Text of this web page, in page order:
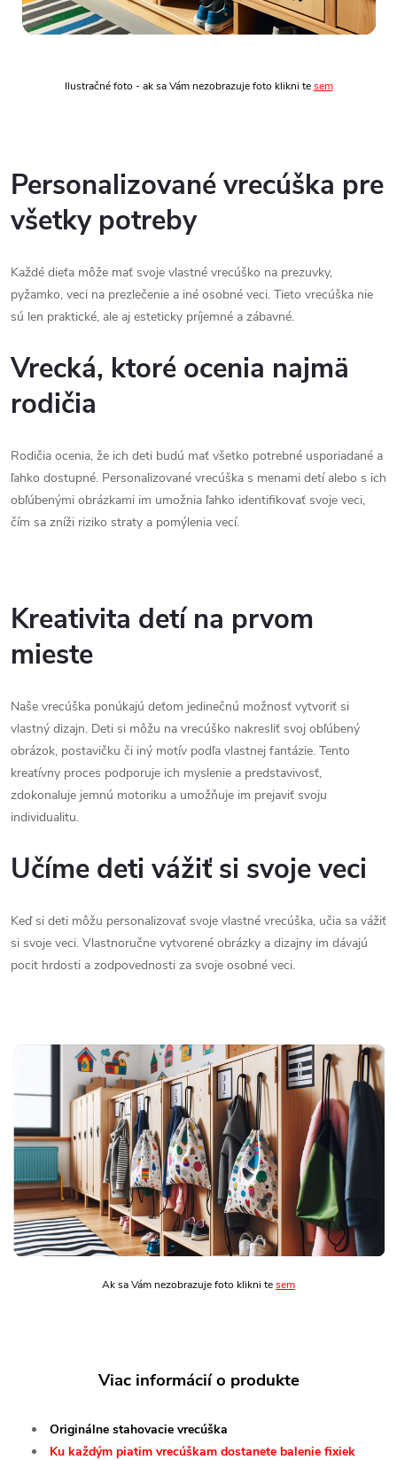
Ilustračné foto - ak sa Vám nezobrazuje foto klikni tesem
Personalizované vrecúška pre
všetky potreby
Každé dieťa môže mať svoje vlastné vrecúško na prezuvky,
pyžamko, veci na prezlečenie a iné osobné veci. Tieto vrecúška nie
sú len praktické, ale aj esteticky príjemné a zábavné.
Vrecká, ktoré ocenia najmä
rodičia
Rodičia ocenia, že ich deti budú mať všetko potrebné usporiadané a
ľahko dostupné. Personalizované vrecúška s menami detí alebo s ich
obľúbenými obrázkami im umožnia ľahko identifikovať svoje veci,
čím sa zníži riziko straty a pomýlenia vecí.
Kreativita detí na prvom
mieste
Naše vrecúška ponúkajú deťom jedinečnú možnosť vytvoriť si
vlastný dizajn. Deti si môžu na vrecúško nakresliť svoj obľúbený
obrázok, postavičku či iný motív podľa vlastnej fantázie. Tento
kreatívny proces podporuje ich myslenie a predstavivosť,
zdokonaluje jemnú motoriku a umožňuje im prejaviť svoju
individualitu.
Učíme deti vážiť si svoje veci
Keď si deti môžu personalizovať svoje vlastné vrecúška, učia sa vážiť
si svoje veci. Vlastnoručne vytvorené obrázky a dizajny im dávajú
pocit hrdosti a zodpovednosti za svoje osobné veci.
Ak sa Vám nezobrazuje foto klikni tesem
Viac informácií o produkte
Originálne stahovacie vrecúška
Ku každým piatim vrecúškam dostanete balenie fixiek